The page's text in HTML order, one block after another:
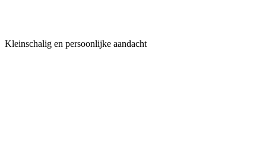
Kleinschalig en persoonlijke aandacht